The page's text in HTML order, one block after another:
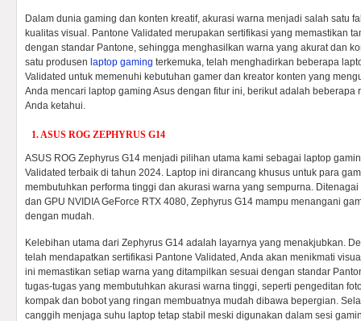
Dalam dunia gaming dan konten kreatif, akurasi warna menjadi salah satu
kualitas visual. Pantone Validated merupakan sertifikasi yang memastikan
dengan standar Pantone, sehingga menghasilkan warna yang akurat dan
satu produsen laptop gaming terkemuka, telah menghadirkan beberapa
Validated untuk memenuhi kebutuhan gamer dan kreator konten yang
Anda mencari laptop gaming Asus dengan fitur ini, berikut adalah beberapa
Anda ketahui.
1. ASUS ROG ZEPHYRUS G14
ASUS ROG Zephyrus G14 menjadi pilihan utama kami sebagai laptop
Validated terbaik di tahun 2024. Laptop ini dirancang khusus untuk para
membutuhkan performa tinggi dan akurasi warna yang sempurna.
dan GPU NVIDIA GeForce RTX 4080, Zephyrus G14 mampu menangani
dengan mudah.
Kelebihan utama dari Zephyrus G14 adalah layarnya yang menakjubkan.
telah mendapatkan sertifikasi Pantone Validated, Anda akan menikmati
ini memastikan setiap warna yang ditampilkan sesuai dengan standar
tugas-tugas yang membutuhkan akurasi warna tinggi, seperti pengeditan
kompak dan bobot yang ringan membuatnya mudah dibawa bepergian.
canggih menjaga suhu laptop tetap stabil meski digunakan dalam sesi